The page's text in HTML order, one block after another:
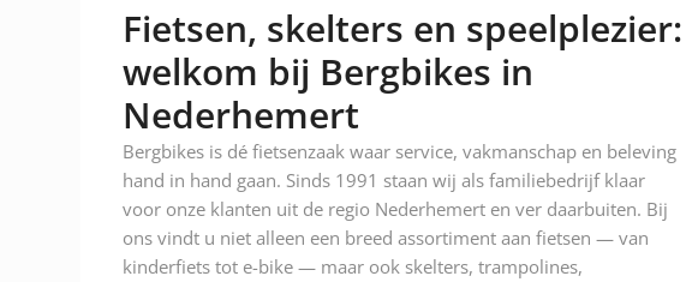
Fietsen, skelters en speelplezier:
welkom bij Bergbikes in
Nederhemert
Bergbikes is dé fietsenzaak waar service, vakmanschap en beleving
hand in hand gaan. Sinds 1991 staan wij als familiebedrijf klaar
voor onze klanten uit de regio Nederhemert en ver daarbuiten. Bij
ons vindt u niet alleen een breed assortiment aan fietsen — van
kinderfiets tot e-bike — maar ook skelters, trampolines,